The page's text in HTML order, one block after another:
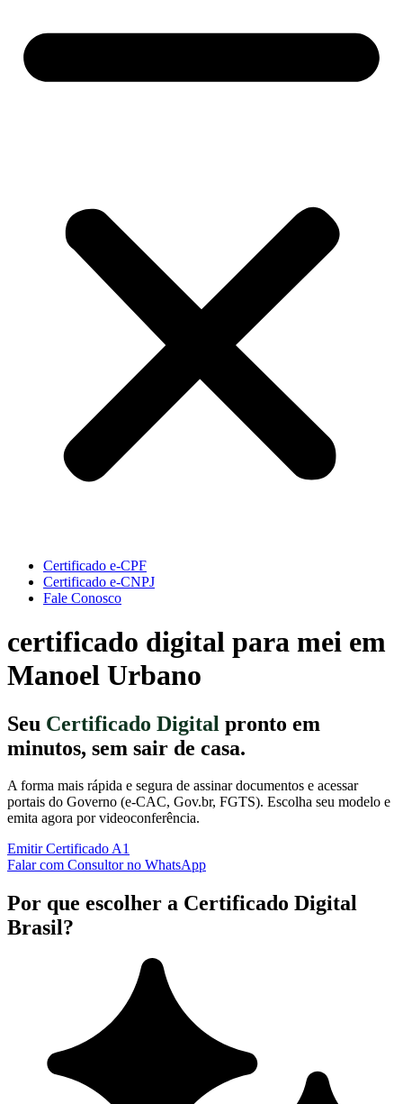
Certificado e-CPF
Certificado e-CNPJ
Fale Conosco
certificado digital para mei em
Manoel Urbano
Seu Certificado Digital pronto em
minutos, sem sair de casa.
A forma mais rápida e segura de assinar documentos e acessar
portais do Governo (e-CAC, Gov.br, FGTS). Escolha seu modelo e
emita agora por videoconferência.
Emitir Certificado A1
Falar com Consultor no WhatsApp
Por que escolher a Certificado Digital
Brasil?